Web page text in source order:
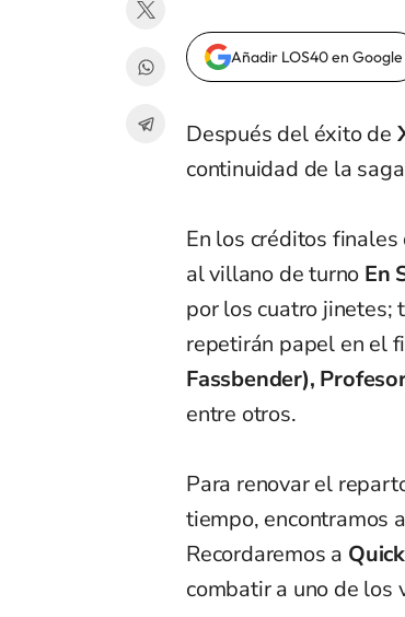
Añadir LOS40 en Google
Después del éxito de
continuidad de la
En los créditos
al villano de turno En
por los cuatro jinetes;
repetirán papel en el
Fassbender),
entre otros.
Para renovar el
tiempo, encontramos
Recordaremos a
combatir a uno de